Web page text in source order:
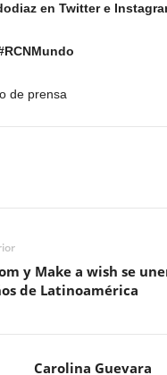
en Twitter e
de prensa
y Make a wish se
de Latinoamérica
Carolina Guevara